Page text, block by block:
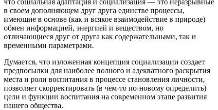
в своем дополняющем друг друга единстве процессы,
имеющие в основе (как и всякое взаимодействие в природе)
обмен информацией, энергией и веществом, но
отличающиеся друг от друга как содержательными, так и
временными параметрами.
Думается, что изложенная концепция социализации создает
предпосылки для наиболее полного и адекватного раскрытия
места и роли воспитания в процессе становления личности,
позволяет скорректировать (в чем-то по-новому определить)
цели и функции воспитания на современном этапе развития
нашего общества.